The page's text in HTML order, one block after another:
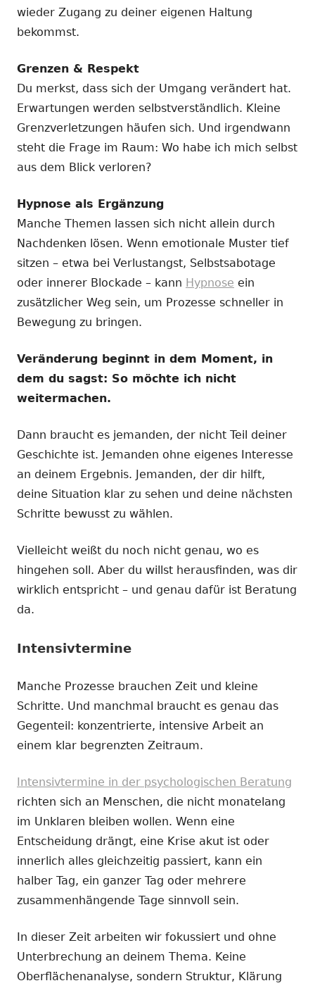
wieder Zugang zu deiner eigenen Haltung
bekommst.
Grenzen & Respekt
Du merkst, dass sich der Umgang verändert hat.
Erwartungen werden selbstverständlich. Kleine
Grenzverletzungen häufen sich. Und irgendwann
steht die Frage im Raum: Wo habe ich mich selbst
aus dem Blick verloren?
Hypnose als Ergänzung
Manche Themen lassen sich nicht allein durch
Nachdenken lösen. Wenn emotionale Muster tief
sitzen – etwa bei Verlustangst, Selbstsabotage
oder innerer Blockade – kann Hypnose ein
zusätzlicher Weg sein, um Prozesse schneller in
Bewegung zu bringen.
Veränderung beginnt in dem Moment, in
dem du sagst: So möchte ich nicht
weitermachen.
Dann braucht es jemanden, der nicht Teil deiner
Geschichte ist. Jemanden ohne eigenes Interesse
an deinem Ergebnis. Jemanden, der dir hilft,
deine Situation klar zu sehen und deine nächsten
Schritte bewusst zu wählen.
Vielleicht weißt du noch nicht genau, wo es
hingehen soll. Aber du willst herausfinden, was dir
wirklich entspricht – und genau dafür ist Beratung
da.
Intensivtermine
Manche Prozesse brauchen Zeit und kleine
Schritte. Und manchmal braucht es genau das
Gegenteil: konzentrierte, intensive Arbeit an
einem klar begrenzten Zeitraum.
Intensivtermine in der psychologischen Beratung
richten sich an Menschen, die nicht monatelang
im Unklaren bleiben wollen. Wenn eine
Entscheidung drängt, eine Krise akut ist oder
innerlich alles gleichzeitig passiert, kann ein
halber Tag, ein ganzer Tag oder mehrere
zusammenhängende Tage sinnvoll sein.
In dieser Zeit arbeiten wir fokussiert und ohne
Unterbrechung an deinem Thema. Keine
Oberflächenanalyse, sondern Struktur, Klärung